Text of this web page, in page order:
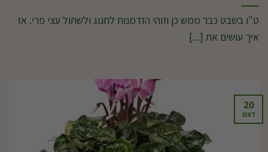
ט"ו בשבט כבר ממש כן וזוהי הזדמנות לחגוג ולשתול עצי פרי. אז
איך עושים את [...]
20
דצמ